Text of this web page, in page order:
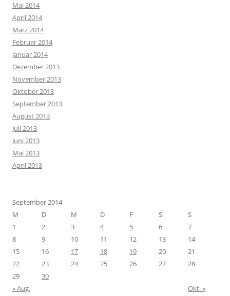
Mai 2014
April 2014
März 2014
Februar 2014
Januar 2014
Dezember 2013
November 2013
Oktober 2013
September 2013
August 2013
Juli 2013
Juni 2013
Mai 2013
April 2013
September 2014
M
D M D F S
S
1
2 3 4 5 6
7
8
9 10 11 12 13
14
15
16 17 18 19 20
21
22
23 24 25 26 27
28
29
30
« Aug.
Okt. »